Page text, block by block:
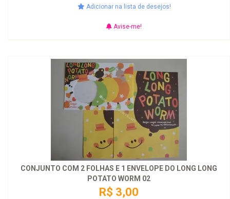
Adicionar na lista de desejos!
Avise-me!
CONJUNTO COM 2 FOLHAS E 1 ENVELOPE DO LONG LONG
POTATO WORM 02
R$ 3,00